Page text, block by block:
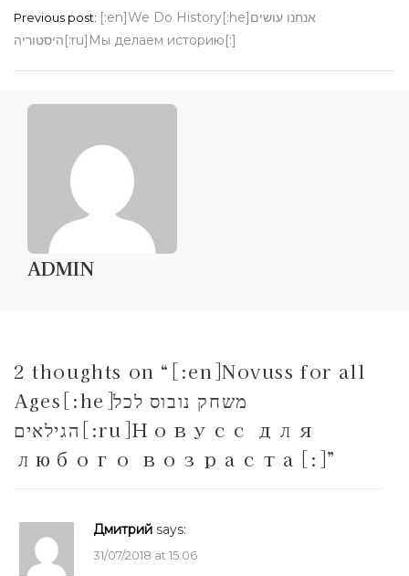
Post
navigation
Previous post: [:en]We Do History[:he]אנחנו עושים
היסטוריה[:ru]Мы делаем историю[:]
ADMIN
2 thoughts on “ [:en]Novuss for all
Ages[:he]משחק נובוס לכל
הגילאים[:ru]Новусс для
любого возраста[:]”
Дмитрий says:
31/07/2018 at 15:06